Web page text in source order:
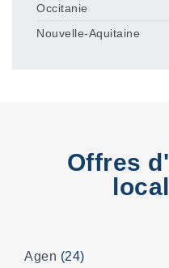
Occitanie
Nouvelle-Aquitaine
Offres
Agen (24)